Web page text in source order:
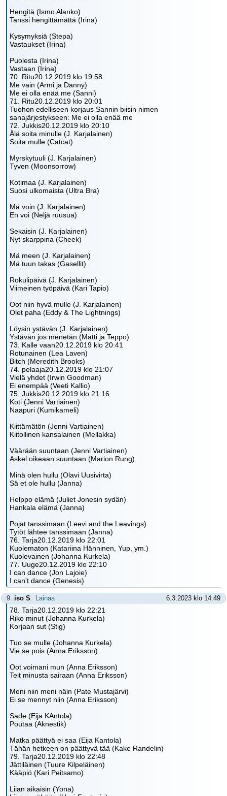
Hengitä (Ismo Alanko)
Tanssi hengittämättä (Irina)
Kysymyksiä (Stepa)
Vastaukset (Irina)
Puolesta (Irina)
Vastaan (Irina)
70. Ritu20.12.2019 klo 19:58
Me vain (Armi ja Danny)
Me ei olla enää me (Sanni)
71. Ritu20.12.2019 klo 20:01
Tuohon edelliseen korjaus Sannin biisin nimen
sanajärjestykseen: Me ei olla enää me
72. Jukkis20.12.2019 klo 20:10
Älä soita minulle (J. Karjalainen)
Soita mulle (Catcat)
Myrskytuuli (J. Karjalainen)
Tyven (Moonsorrow)
Kotimaa (J. Karjalainen)
Suosi ulkomaista (Ultra Bra)
Mä voin (J. Karjalainen)
En voi (Neljä ruusua)
Sekaisin (J. Karjalainen)
Nyt skarppina (Cheek)
Mä meen (J. Karjalainen)
Mä tuun takas (Gasellit)
Rokulipäivä (J. Karjalainen)
Viimeinen työpäivä (Kari Tapio)
Oot niin hyvä mulle (J. Karjalainen)
Olet paha (Eddy & The Lightnings)
Löysin ystävän (J. Karjalainen)
Ystävän jos menetän (Matti ja Teppo)
73. Kalle vaan20.12.2019 klo 20:41
Rotunainen (Lea Laven)
Bitch (Meredith Brooks)
74. pelaaja20.12.2019 klo 21:07
Vielä yhdet (Irwin Goodman)
Ei enempää (Veeti Kallio)
75. Jukkis20.12.2019 klo 21:16
Koti (Jenni Vartiainen)
Naapuri (Kumikameli)
Kiittämätön (Jenni Vartiainen)
Kiitollinen kansalainen (Mellakka)
Väärään suuntaan (Jenni Vartiainen)
Askel oikeaan suuntaan (Marion Rung)
Minä olen hullu (Olavi Uusivirta)
Sä et ole hullu (Janna)
Helppo elämä (Juliet Jonesin sydän)
Hankala elämä (Janna)
Pojat tanssimaan (Leevi and the Leavings)
Tytöt lähtee tanssimaan (Janna)
76. Tarja20.12.2019 klo 22:01
Kuolematon (Katariina Hänninen, Yup, ym.)
Kuolevainen (Johanna Kurkela)
77. Uuge20.12.2019 klo 22:10
I can dance (Jon Lajoie)
I can't dance (Genesis)
9. iso S Lainaa 6.3.2023 klo 14:49
78. Tarja20.12.2019 klo 22:21
Riko minut (Johanna Kurkela)
Korjaan sut (Stig)
Tuo se mulle (Johanna Kurkela)
Vie se pois (Anna Eriksson)
Oot voimani mun (Anna Eriksson)
Teit minusta sairaan (Anna Eriksson)
Meni niin meni näin (Pate Mustajärvi)
Ei se mennyt niin (Anna Eriksson)
Sade (Eija KAntola)
Poutaa (Aknestik)
Matka päättyä ei saa (Eija Kantola)
Tähän hetkeen on päättyvä tää (Kake Randelin)
79. Tarja20.12.2019 klo 22:48
Jättiläinen (Tuure Kilpeläinen)
Kääpiö (Kari Peitsamo)
Liian aikaisin (Yona)